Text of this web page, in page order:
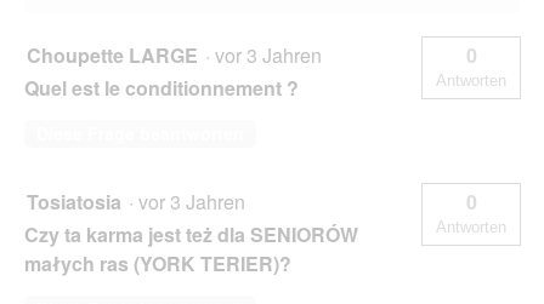
Choupette LARGE · vor 3 Jahren
Quel est le conditionnement ?
0
Antworten
Tosiatosia · vor 3 Jahren
Czy ta karma jest też dla SENIORÓW
małych ras (YORK TERIER)?
0
Antworten